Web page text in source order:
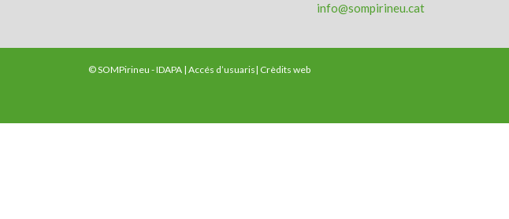
info@sompirineu.cat
© SOMPirineu - IDAPA | Accés d’usuaris| Crèdits web